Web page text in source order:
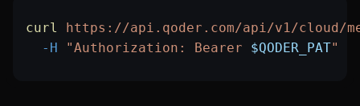
curl
https://api.qoder.com/api/v1/cloud/
  -H
"Authorization: Bearer $QODER_PAT"